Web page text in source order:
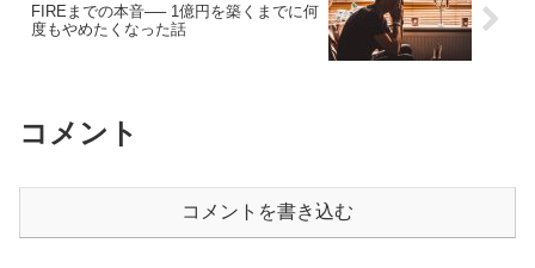
FIREまでの本音── 1億円を築くまでに何
度もやめたくなった話
コメント
コメントを書き込む